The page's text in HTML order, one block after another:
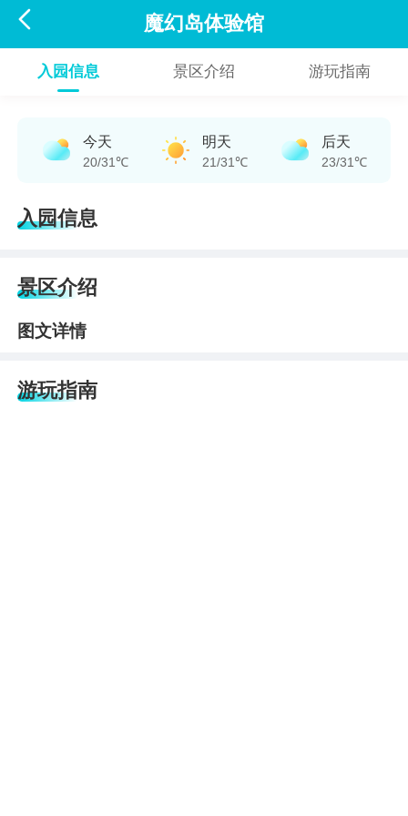
 魔幻岛体验馆
入园信息 景区介绍 游玩指南
今天
20/31℃
明天
21/31℃
后天
23/31℃
入园信息
景区介绍
图文详情
游玩指南